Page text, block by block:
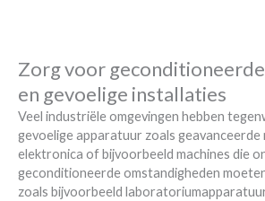
Zorg voor
en gevoelige installaties
Veel industriële omgevingen hebben
gevoelige apparatuur zoals
elektronica of bijvoorbeeld machines die
geconditioneerde omstandigheden
zoals bijvoorbeeld